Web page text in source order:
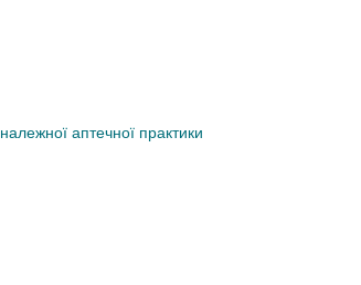
аптечної практики